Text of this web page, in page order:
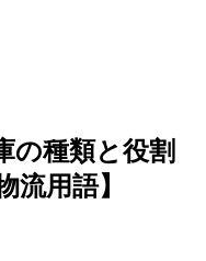
の種類と役割
流用語】